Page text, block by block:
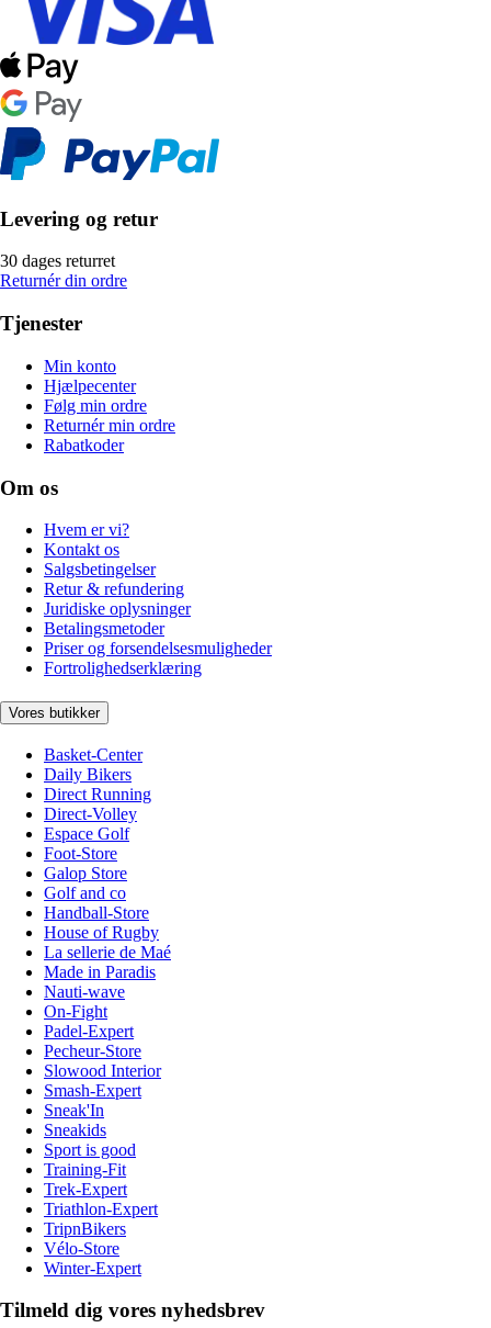
Levering og retur
30 dages returret
Returnér din ordre
Tjenester
Min konto
Hjælpecenter
Følg min ordre
Returnér min ordre
Rabatkoder
Om os
Hvem er vi?
Kontakt os
Salgsbetingelser
Retur & refundering
Juridiske oplysninger
Betalingsmetoder
Priser og forsendelsesmuligheder
Fortrolighedserklæring
Vores butikker
Basket-Center
Daily Bikers
Direct Running
Direct-Volley
Espace Golf
Foot-Store
Galop Store
Golf and co
Handball-Store
House of Rugby
La sellerie de Maé
Made in Paradis
Nauti-wave
On-Fight
Padel-Expert
Pecheur-Store
Slowood Interior
Smash-Expert
Sneak'In
Sneakids
Sport is good
Training-Fit
Trek-Expert
Triathlon-Expert
TripnBikers
Vélo-Store
Winter-Expert
Tilmeld dig vores nyhedsbrev